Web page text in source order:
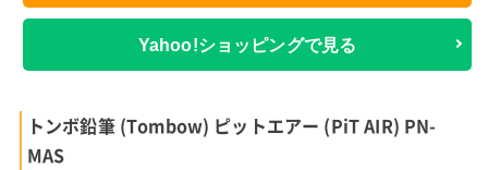
Yahoo!ショッピングで見る
トンボ鉛筆 (Tombow) ピットエアー (PiT AIR) PN-
MAS